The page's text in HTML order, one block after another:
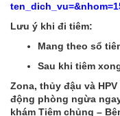
Lưu ý khi đi tiêm:
Mang theo sổ
Sau khi tiêm
Zona, thủy đậu và
động phòng ngừa
khám Tiêm chủng –